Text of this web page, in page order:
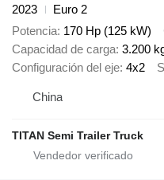
2023
Euro 2
Potencia 170 Hp (125 kW)
Capacidad de carga 3.200
Configuración del eje 4x2
China
TITAN Semi Trailer Truck